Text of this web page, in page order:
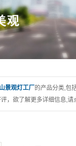
景观灯工厂 的产品分类,包
，欲了解更多详细信息,请